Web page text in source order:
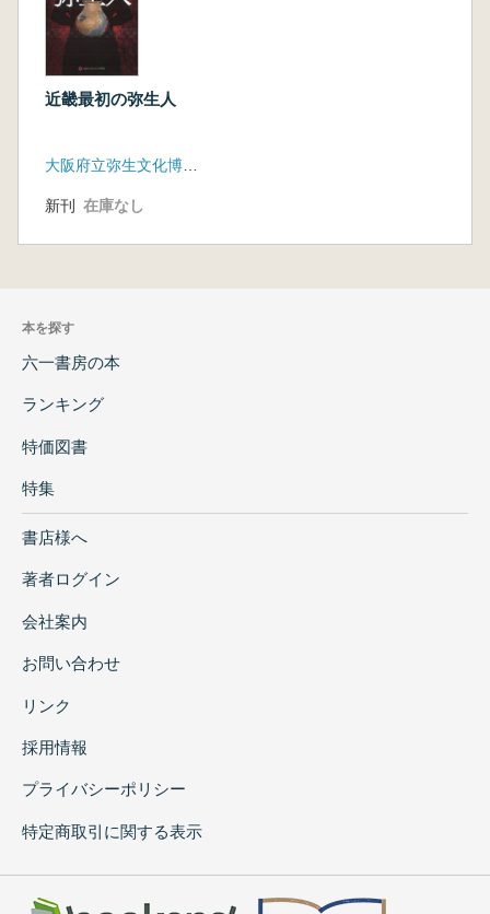
近畿最初の弥生人
新刊 在庫なし
本を探す
六一書房の本
ランキング
特価図書
特集
書店様へ
著者ログイン
会社案内
お問い合わせ
リンク
採用情報
プライバシーポリシー
特定商取引に関する表示